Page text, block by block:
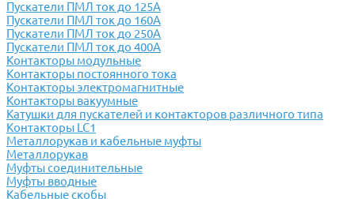
Пускатели ПМЛ ток до 125А
Пускатели ПМЛ ток до 160А
Пускатели ПМЛ ток до 250А
Пускатели ПМЛ ток до 400А
Контакторы модульные
Контакторы постоянного тока
Контакторы электромагнитные
Контакторы вакуумные
Катушки для пускателей и контакторов различного типа
Контакторы LC1
Металлорукав и кабельные муфты
Металлорукав
Муфты соединительные
Муфты вводные
Кабельные скобы